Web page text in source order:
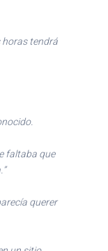
horas tendrá
faltaba que
querer